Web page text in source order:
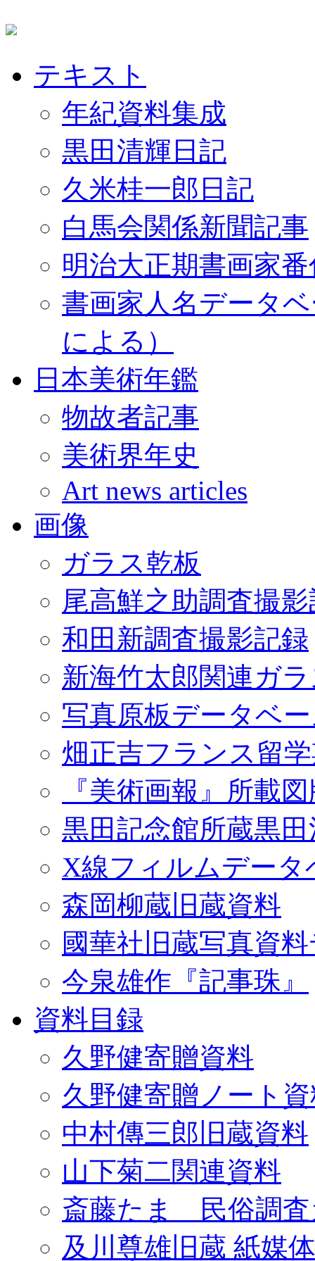
テキスト
年紀資料集成
黒田清輝日記
久米桂一郎日記
白馬会関係新聞記事
明治大正期書画家
書画家人名データ
による）
日本美術年鑑
物故者記事
美術界年史
Art news articles
画像
ガラス乾板
尾高鮮之助調査撮
和田新調査撮影記録
新海竹太郎関連ガ
写真原板データベ
畑正吉フランス留
『美術画報』所載
黒田記念館所蔵黒
X線フィルムデータ
森岡柳蔵旧蔵資料
國華社旧蔵写真資
今泉雄作『記事珠』
資料目録
久野健寄贈資料
久野健寄贈ノート
中村傳三郎旧蔵資料
山下菊二関連資料
斎藤たま 民俗調査
及川尊雄旧蔵 紙媒